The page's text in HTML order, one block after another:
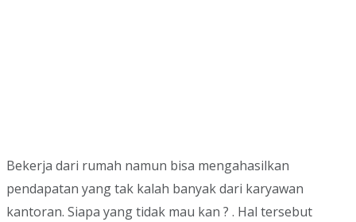
Bekerja dari rumah namun bisa mengahasilkan
pendapatan yang tak kalah banyak dari karyawan
kantoran. Siapa yang tidak mau kan ? . Hal tersebut